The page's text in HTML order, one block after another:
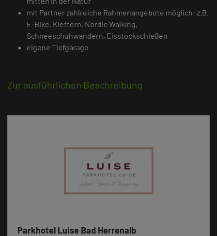
mit Partner zahlreiche Rahmenangebote möglich: z.B.
E-Bike, Klettern, Nordic Walking,
Schneeschuhwandern, Eisstockschießen
eigene Tiefgarage
Zur ausführlichen Beschreibung
Parkhotel Luise Bad Herrenalb